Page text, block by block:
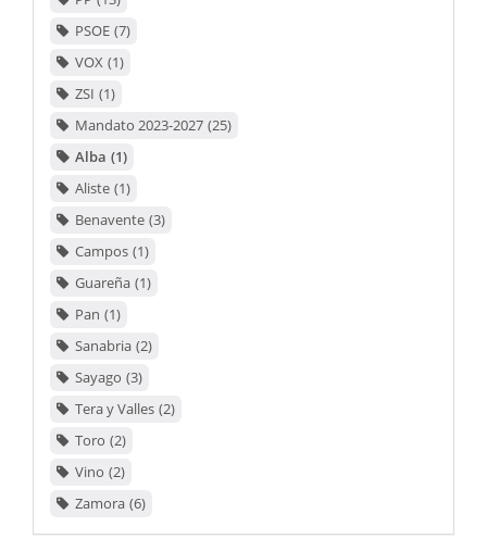
PSOE 7
VOX 1
ZSI 1
Mandato 2023-2027 25
Alba 1
Aliste 1
Benavente 3
Campos 1
Guareña 1
Pan 1
Sanabria 2
Sayago 3
Tera y Valles 2
Toro 2
Vino 2
Zamora 6